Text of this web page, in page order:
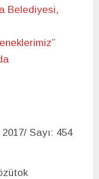
Belediyesi,
Sayı: 454